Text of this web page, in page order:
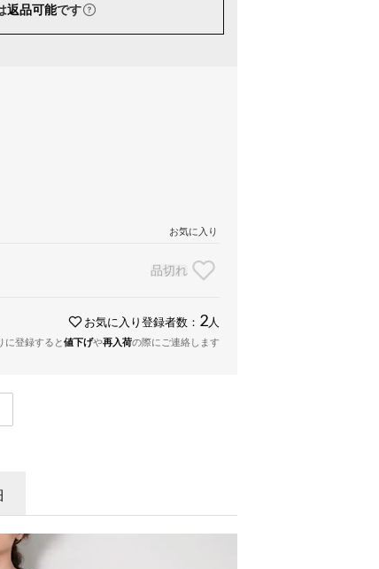
返品可能です
お気に入り
品切れ
お気に入り登録者数： 2 人
に登録すると値下げや再入荷の際にご連絡します